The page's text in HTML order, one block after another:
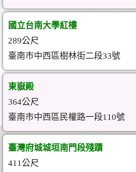
國立台南大學紅樓
289公尺
臺南市中西區樹林街二段33號
東嶽殿
364公尺
臺南市中西區民權路一段110號
臺灣府城城垣南門段殘蹟
411公尺